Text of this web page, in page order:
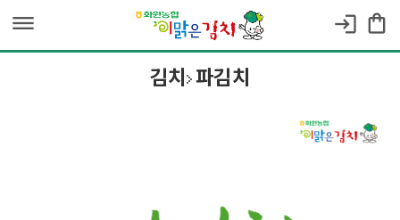
dehaze login shopping_bag
김치 파김치